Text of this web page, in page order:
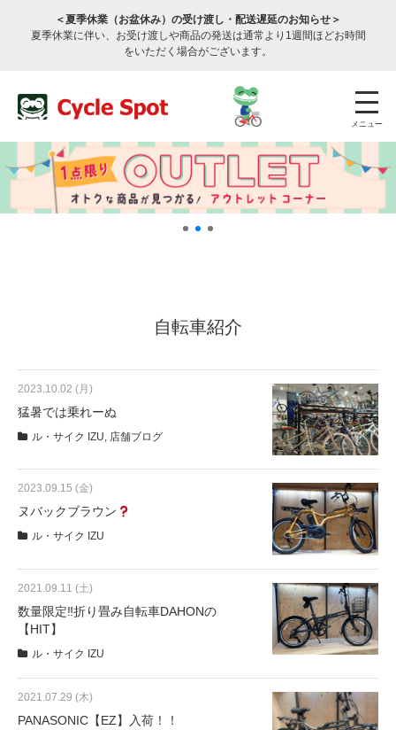
＜夏季休業（お盆休み）の受け渡し・配送遅延のお知らせ＞
夏季休業に伴い、お受け渡しや商品の発送は通常より1週間ほどお時間
をいただく場合がございます。
メニュー
盗難保証
オリジナル自転車
PB全車種カタログ
自転車紹介
2023.10.02 (月)
猛暑では乗れーぬ
ル・サイク IZU 店舗ブログ
2023.09.15 (金)
ヌバックブラウン
ル・サイク IZU
2021.09.11 (土)
数量限定‼折り畳み自転車DAHONの
【HIT】
ル・サイク IZU
2021.07.29 (木)
PANASONIC【EZ】入荷！！